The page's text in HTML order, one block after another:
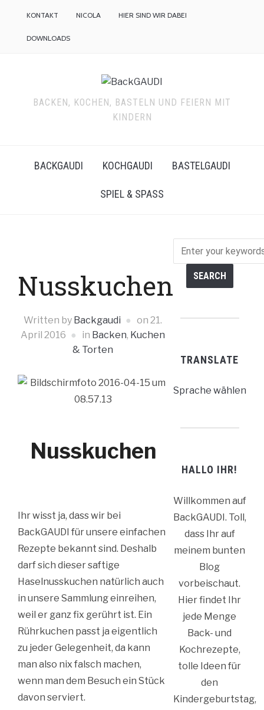
KONTAKT NICOLA HIER SIND WIR DABEI
DOWNLOADS
BACKEN, KOCHEN, BASTELN UND FEIERN MIT
KINDERN
BACKGAUDI KOCHGAUDI BASTELGAUDI
SPIEL & SPASS
Nusskuchen
Written by Backgaudi on21.
April 2016
in Backen, Kuchen
& Torten
Nusskuchen
Ihr wisst ja, dass wir bei
BackGAUDI für unsere einfachen
Rezepte bekannt sind. Deshalb
darf sich dieser saftige
Haselnusskuchen natürlich auch
in unsere Sammlung einreihen,
weil er ganz fix gerührt ist. Ein
Rührkuchen passt ja eigentlich
zu jeder Gelegenheit, da kann
man also nix falsch machen,
wenn man dem Besuch ein Stück
davon serviert.
TRANSLATE
Sprache wählen
HALLO IHR!
Willkommen auf
BackGAUDI. Toll,
dass Ihr auf
meinem bunten
Blog
vorbeischaut.
Hier findet Ihr
jede Menge
Back- und
Kochrezepte,
tolle Ideen für
den
Kindergeburtstag,